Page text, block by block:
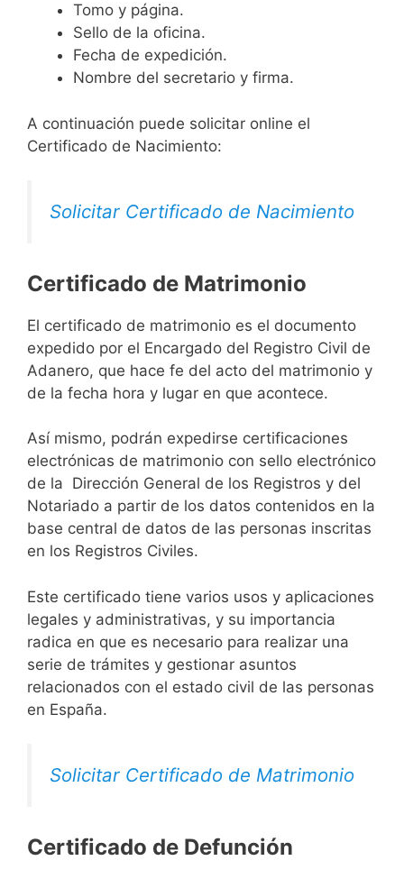
Tomo y página.
Sello de la oficina.
Fecha de expedición.
Nombre del secretario y firma.
A continuación puede solicitar online el
Certificado de Nacimiento:
Solicitar Certificado de Nacimiento
Certificado de Matrimonio
El certificado de matrimonio es el documento
expedido por el Encargado del Registro Civil de
Adanero, que hace fe del acto del matrimonio y
de la fecha hora y lugar en que acontece.
Así mismo, podrán expedirse certificaciones
electrónicas de matrimonio con sello electrónico
de la Dirección General de los Registros y del
Notariado a partir de los datos contenidos en la
base central de datos de las personas inscritas
en los Registros Civiles.
Este certificado tiene varios usos y aplicaciones
legales y administrativas, y su importancia
radica en que es necesario para realizar una
serie de trámites y gestionar asuntos
relacionados con el estado civil de las personas
en España.
Solicitar Certificado de Matrimonio
Certificado de Defunción